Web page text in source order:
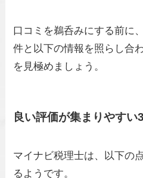
口コミを鵜呑みにする前に
件と以下の情報を照らし合
を見極めましょう。
良い評価が集まりやすい
マイナビ税理士は、以下の
るようです。